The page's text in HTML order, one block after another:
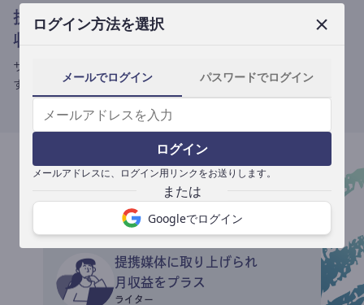
ログイン方法を選択
メールでログイン パスワードでログイン
ログイン
メールアドレスに、ログイン用リンクをお送りします。
Googleでログイン
提携媒体による記事買い取りで
収益がプラスされる
サブスク収益にメディアへの記事提供の売り上げをプラスできま
す。
収益イメージ
提携媒体に取り上げられ
月収益をプラス
ライター